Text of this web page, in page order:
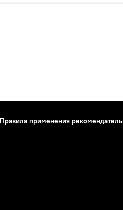
Правила применения